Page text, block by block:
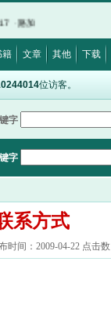
音12:15
籍 文章 其他 下载
位访客。
字
字
系方式
时间：2009-04-22 点击数